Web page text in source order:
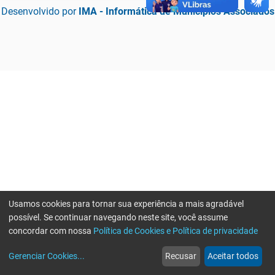
Desenvolvido por IMA - Informática de Municípios Associados
web
Notícias
more_horiz
Mais
Usamos cookies para tornar sua experiência a mais agradável
possível. Se continuar navegando neste site, você assume
concordar com nossa Política de Cookies e Política de privacidade
Gerenciar Cookies... Recusar Aceitar todos
Erro ao enviar informações, por favor tente novamente